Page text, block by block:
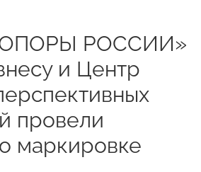
РОССИИ»
и Центр
провели
маркировке